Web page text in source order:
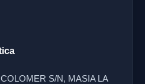
S/N, MASIA LA